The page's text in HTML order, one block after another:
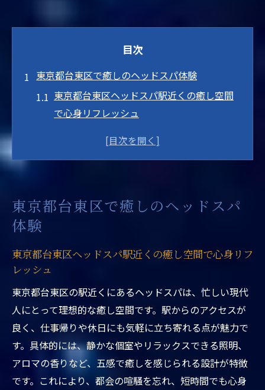
目次
東京都台東区で癒しのヘッドスパ体験
東京都台東区ヘッドスパ駅近くの癒し空間
で心身リフレッシュ
台東区ヘッドスパ専門店で体験できる極上
の癒し技術を解説
上野ヘッドスパ専門店の特徴と東京都台東
東京都台東区ヘッドスパ駅近くで得られる
リラクゼーション効果
台東区のヘッドスパ体験で頭皮と心を癒す
方法を詳しく紹介
駅近くで叶う台東区の極上リラクゼーション
東京都台東区ヘッドスパ駅近くの極上リラ
クゼーション体験談
上野ヘッドスパ専門店で駅近くの癒しを実
東京都台東区で癒しのヘッドスパ
体験
東京都台東区ヘッドスパ駅近くの癒し空間で心身リフ
レッシュ
東京都台東区の駅近くにあるヘッドスパは、忙しい現代
人にとって理想的な癒し空間です。駅からのアクセスが
良く、仕事帰りや休日にも気軽に立ち寄れる点が魅力で
す。具体的には、静かな個室やリラックスできる照明、
アロマの香りなど、五感で癒しを感じられる設計が特徴
です。これにより、都会の喧騒を忘れ、短時間でも心身